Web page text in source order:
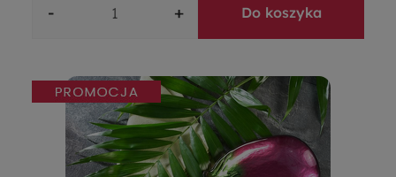
- + Do koszyka